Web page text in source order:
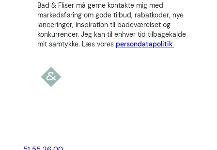
Bad & Fliser må gerne kontakte mig med
markedsføring om gode tilbud, rabatkoder, nye
lanceringer, inspiration til badeværelset og
konkurrencer. Jeg kan til enhver tid tilbagekalde
mit samtykke. Læs vores persondatapolitik.